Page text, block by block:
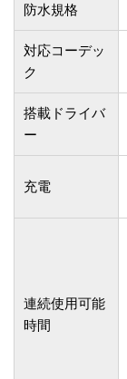
防水規格
対応コーデッ
ク
搭載ドライバ
ー
充電
連続使用可能
時間